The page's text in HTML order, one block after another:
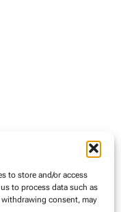
to store and/or access
to process data such as
consent, may